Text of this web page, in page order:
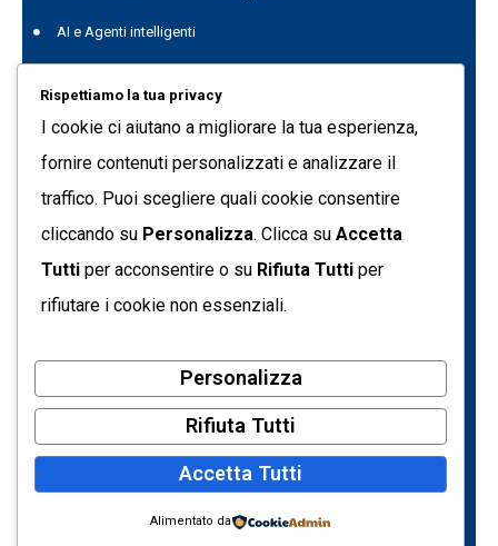
AI e Agenti intelligenti
Data Genius
Quest Data Management Platform
Formazione
C.so Svizzera 185 10149 - Torino (TO) Italia
info@tecnetdati.it
Partita IVA: 05793500017
Codice Fiscale: 09205650154
Registro Imprese di Torino – REA n. 719161
Capitale sociale € 10.400,00 i.v.
Rispettiamo la tua privacy
I cookie ci aiutano a migliorare la tua esperienza,
fornire contenuti personalizzati e analizzare il
traffico. Puoi scegliere quali cookie consentire
cliccando su Personalizza. Clicca su Accetta
Tutti per acconsentire o su Rifiuta Tutti per
rifiutare i cookie non essenziali.
Personalizza
Rifiuta Tutti
Accetta Tutti
Alimentato da